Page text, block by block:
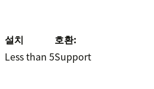
설치
Less than 5
호환:
Support